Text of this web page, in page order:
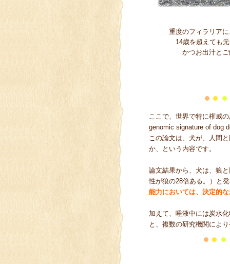
重度のフィラリア
14歳を超えても
かつお出汁と
ここで、世界で特に権威
genomic signature of dog
この論文は、犬が、人間
か、という内容です。
論文結果から、犬は、狼
性が狼の28倍ある。）と
能力においては、決定的
加えて、唾液中には炭水
と、複数の研究機関によ